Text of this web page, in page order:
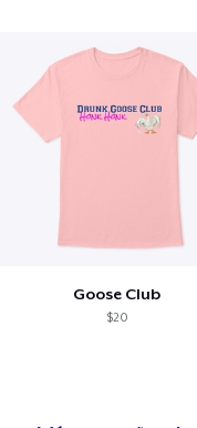
Goose Club
$20